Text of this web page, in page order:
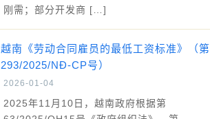
刚需；部分开发商 […]
越南《劳动合同雇员的最低工资标准》（第
293/2025/NĐ-CP号）
2026-01-04
2025年11月10日，越南政府根据第